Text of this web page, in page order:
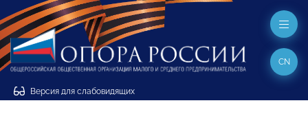
Версия для слабовидящих
CN